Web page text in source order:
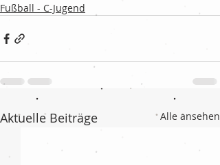
Fußball - C-Jugend
Aktuelle Beiträge Alle ansehen